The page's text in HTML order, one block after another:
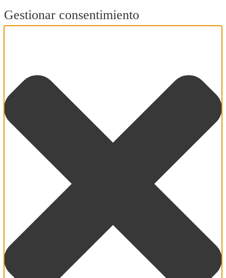
Gestionar consentimiento